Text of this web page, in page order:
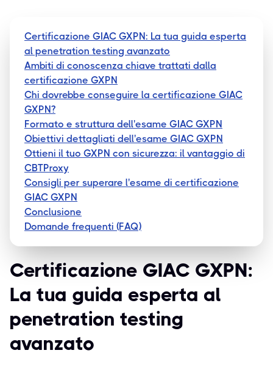
Certificazione GIAC GXPN: La tua guida esperta
al penetration testing avanzato
Ambiti di conoscenza chiave trattati dalla
certificazione GXPN
Chi dovrebbe conseguire la certificazione GIAC
GXPN?
Formato e struttura dell'esame GIAC GXPN
Obiettivi dettagliati dell'esame GIAC GXPN
Ottieni il tuo GXPN con sicurezza: il vantaggio di
CBTProxy
Consigli per superare l'esame di certificazione
GIAC GXPN
Conclusione
Domande frequenti (FAQ)
Certificazione GIAC GXPN:
La tua guida esperta al
penetration testing
avanzato